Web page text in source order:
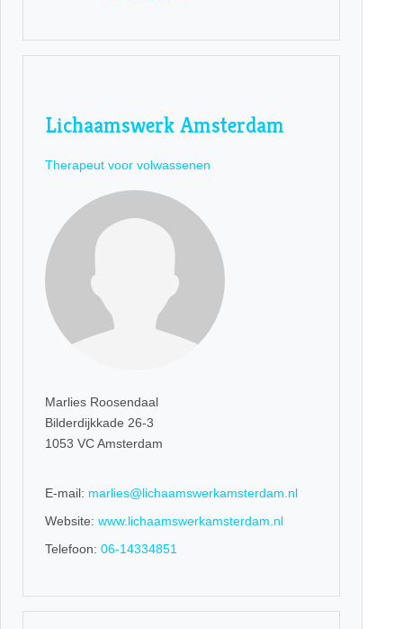
Lichaamswerk Amsterdam
Therapeut voor volwassenen
Marlies Roosendaal
Bilderdijkkade 26-3
1053 VC Amsterdam
E-mail: marlies@lichaamswerkamsterdam.nl
Website: www.lichaamswerkamsterdam.nl
Telefoon: 06-14334851